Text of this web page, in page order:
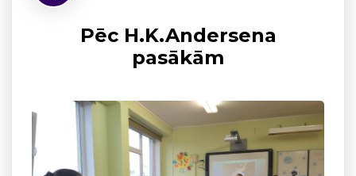
Pēc H.K.Andersena
pasākām